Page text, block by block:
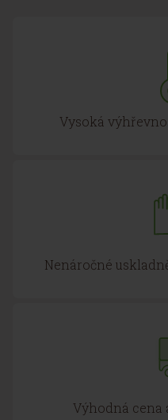
Vysoká
Nenáročné
Výhodná cena